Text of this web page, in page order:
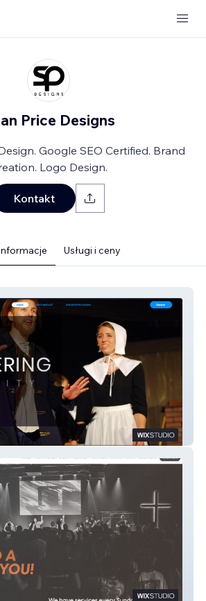
Price Designs
Google SEO Certified. Brand
Logo Design.
Kontakt
Usługi i ceny